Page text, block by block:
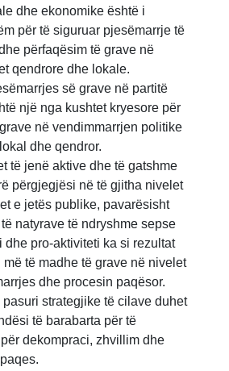
dhe ekonomike është i
për të siguruar pjesëmarrje të
përfaqësim të grave në
qendrore dhe lokale.
së grave në partitë
një nga kushtet kryesore për
në vendimmarrjen politike
dhe qendror.
të jenë aktive dhe të gatshme
përgjegjësi në të gjitha nivelet
e jetës publike, pavarësisht
natyrave të ndryshme sepse
dhe pro-aktiviteti ka si rezultat
më të madhe të grave në nivelet
dhe procesin paqësor.
pasuri strategjike të cilave duhet
të barabarta për të
dekompraci, zhvillim dhe